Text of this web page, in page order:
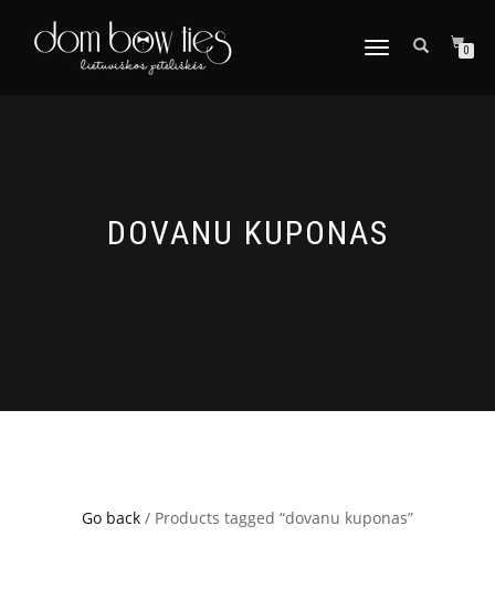
TOGGLE
0
DOVANU KUPONAS
Go back / Products tagged “dovanu kuponas”